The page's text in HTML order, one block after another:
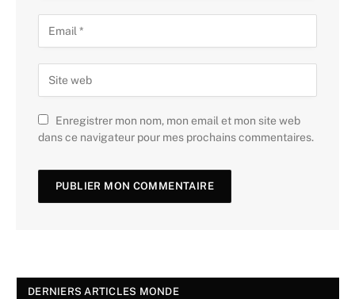
Enregistrer mon nom, mon email et mon site web
dans ce navigateur pour mes prochains commentaires.
DERNIERS ARTICLES MONDE